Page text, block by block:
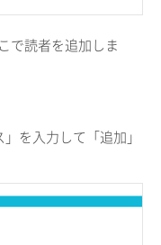
で読者を追加しま
を入力して「追加」